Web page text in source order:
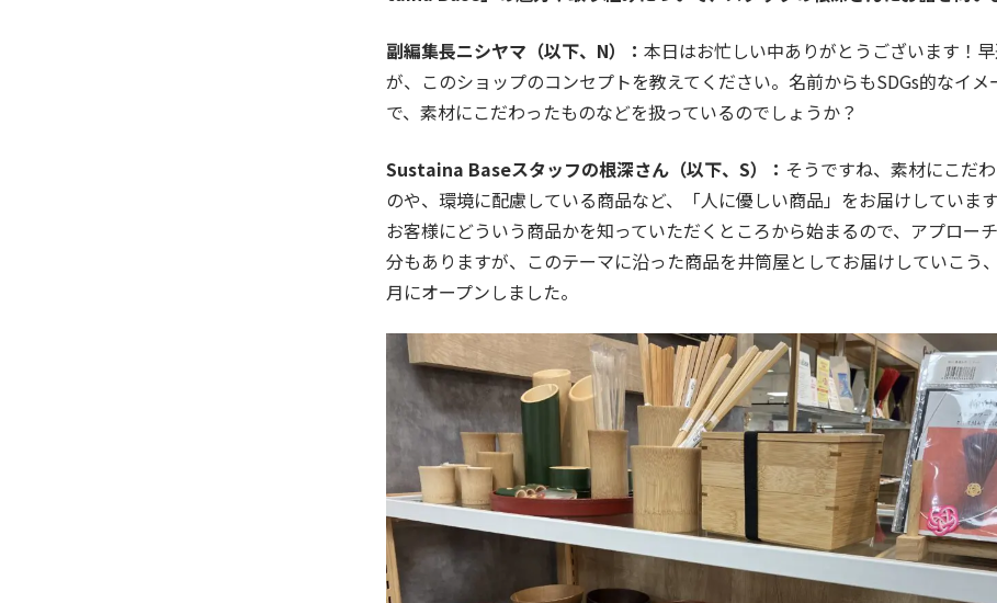
副編集長ニシヤマ（以下、N）： 本日はお忙しい中ありがとうございます！
が、このショップのコンセプトを教えてください。名前からもSDGs的なイメ
で、素材にこだわったものなどを扱っているのでしょうか？
Sustaina Baseスタッフの根深さん（以下、S）： そうですね、素材にこだ
のや、環境に配慮している商品など、「人に優しい商品」をお届けしています
お客様にどういう商品かを知っていただく ところから始まるので、アプロー
分もありますが、このテーマに沿った商品を井筒屋としてお届けしていこう
月にオープンしました。